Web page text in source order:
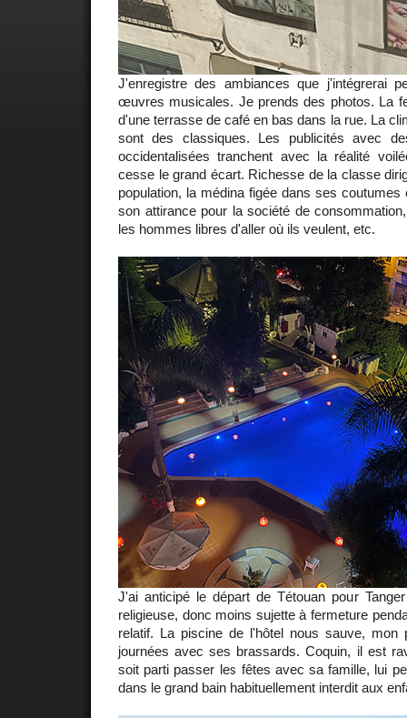
J'enregistre des ambiances que j'intégrerai
œuvres musicales. Je prends des photos. La
d'une terrasse de café en bas dans la rue. La
sont des classiques. Les publicités avec
occidentalisées tranchent avec la réalité
cesse le grand écart. Richesse de la classe
population, la médina figée dans ses
son attirance pour la société de
les hommes libres d'aller où ils veulent, etc.
J'ai anticipé le départ de Tétouan pour
religieuse, donc moins sujette à fermeture
relatif. La piscine de l'hôtel nous sauve, mon
journées avec ses brassards. Coquin, il est
soit parti passer les fêtes avec sa famille, lui
dans le grand bain habituellement interdit aux